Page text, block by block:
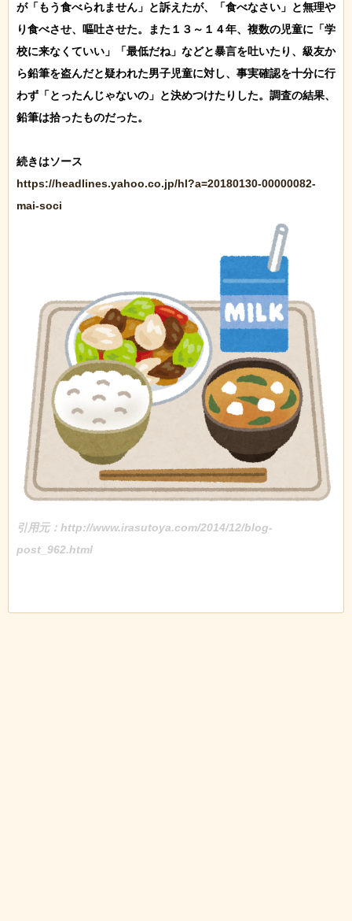
が「もう食べられません」と訴えたが、「食べなさい」と無理や
り食べさせ、嘔吐させた。また１３～１４年、複数の児童に「学
校に来なくていい」「最低だね」などと暴言を吐いたり、級友か
ら鉛筆を盗んだと疑われた男子児童に対し、事実確認を十分に行
わず「とったんじゃないの」と決めつけたりした。調査の結果、
鉛筆は拾ったものだった。
https://headlines.yahoo.co.jp/hl?a=20180130-00000082-
mai-soci
引用元：http://www.irasutoya.com/2014/12/blog-
post_962.html